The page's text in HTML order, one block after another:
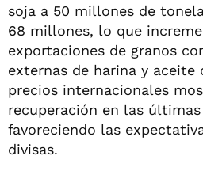
soja a 50 millones de
68 millones, lo que
exportaciones de granos
externas de harina y aceite
precios internacionales
recuperación en las últimas
favoreciendo las
divisas.